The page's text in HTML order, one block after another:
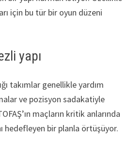
için bu tür bir oyun düzeni
yapı
takımlar genellikle yardım
ve pozisyon sadakatiyle
maçların kritik anlarında
hedefleyen bir planla örtüşüyor.